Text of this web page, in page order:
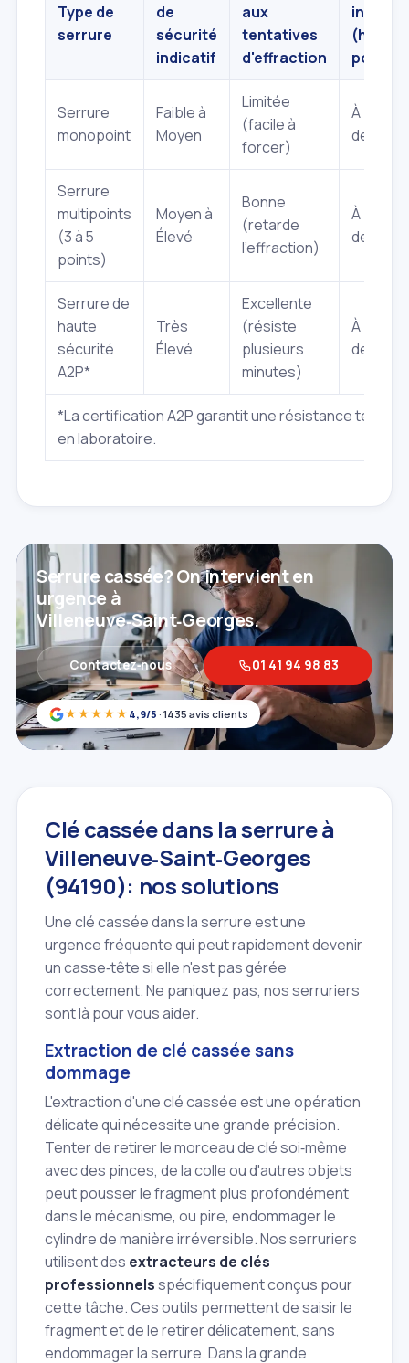
Type de
serrure
de
sécurité
indicatif
aux
tentatives
d'effraction
(hors
pose)
Serrure
monopoint
Faible à
Moyen
Limitée
(facile à
forcer)
À partir
de
Serrure
multipoints
(3 à 5
points)
Moyen à
Élevé
Bonne
(retarde
l'effraction)
À partir
de
Serrure de
haute
sécurité
A2P*
Très
Élevé
Excellente
(résiste
plusieurs
minutes)
À partir
de
*La certification A2P garantit une résistance testée
en laboratoire.
★★★★★ 4,9/5 · 1435 avis clients
Serrure cassée? On intervient en
urgence à
Villeneuve‑Saint‑Georges.
Contactez‑nous 01 41 94 98 83
Clé cassée dans la serrure à
Villeneuve‑Saint‑Georges
(94190): nos solutions
Une clé cassée dans la serrure est une
urgence fréquente qui peut rapidement devenir
un casse‑tête si elle n'est pas gérée
correctement. Ne paniquez pas, nos serruriers
sont là pour vous aider.
Extraction de clé cassée sans
dommage
L'extraction d'une clé cassée est une opération
délicate qui nécessite une grande précision.
Tenter de retirer le morceau de clé soi‑même
avec des pinces, de la colle ou d'autres objets
peut pousser le fragment plus profondément
dans le mécanisme, ou pire, endommager le
cylindre de manière irréversible. Nos serruriers
utilisent des extracteurs de clés
professionnelsspécifiquement conçus pour
cette tâche. Ces outils permettent de saisir le
fragment et de le retirer délicatement, sans
endommager la serrure. Dans la grande